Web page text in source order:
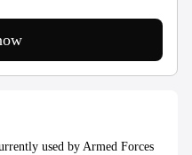
used by Armed Forces